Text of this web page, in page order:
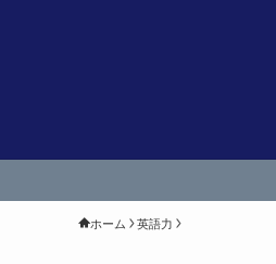
ホーム 英語力